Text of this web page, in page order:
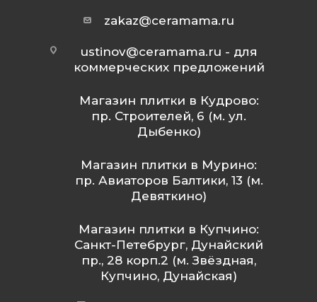
zakaz@ceramama.ru
ustinov@ceramama.ru - для
коммерческих предложений
Магазин плитки в Кудрово:
пр. Строителей, 6 (м. ул.
Дыбенко)
Магазин плитки в Мурино:
пр. Авиаторов Балтики, 13 (м.
Девяткино)
Магазин плитки в Купчино:
Санкт-Петебрург, Дунайский
пр., 28 корп.2 (м. Звёздная,
Купчино, Дунайская)